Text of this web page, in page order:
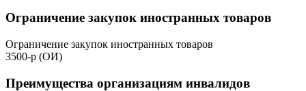
Ограничение закупок иностранных товаров
Ограничение закупок иностранных товаров
3500-р (ОИ)
Преимущества организациям инвалидов